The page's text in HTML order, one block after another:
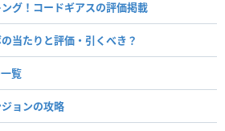
グ！コードギアスの評価掲載
当たりと評価・引くべき？
覧
ョンの攻略